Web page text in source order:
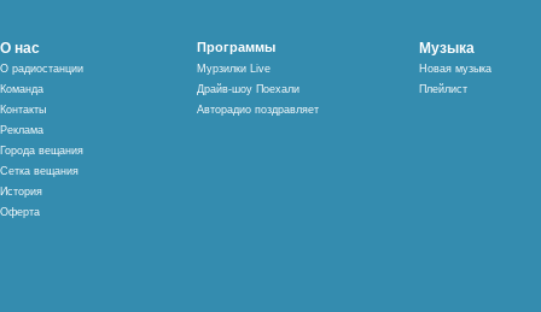
О нас
О радиостанции
Команда
Контакты
Реклама
Города вещания
Сетка вещания
История
Оферта
Программы
Мурзилки Live
Драйв-шоу Поехали
Авторадио поздравляет
Музыка
Новая музыка
Плейлист